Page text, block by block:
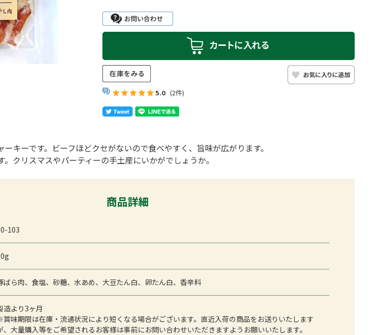
5.0 (2件)
キーです。ビーフほどクセがないので食べやすく、旨味が広がります。
クリスマスやパーティーの手土産にいかがでしょうか。
商品詳細
103
ばら肉、食塩、砂糖、水あめ、大豆たん白、卵たん白、香辛料
造より3ヶ月
味期限は在庫・流通状況により短くなる場合がございます。直近入荷の商品をお送りいたします
、大量購入等をご希望されるお客様は事前にお問い合わせいただきますようお願いいたします。